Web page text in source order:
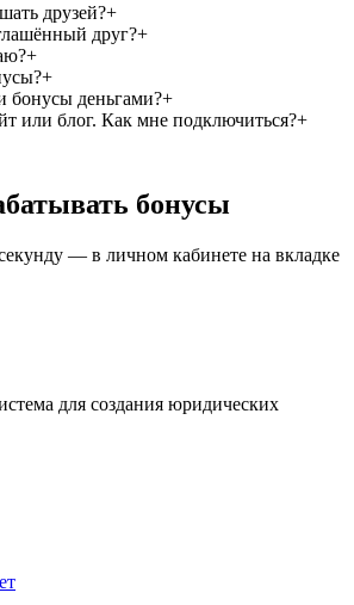
друзей?+
друг?+
+
+
деньгами?+
или блог. Как мне подключиться?+
бонусы
— в личном кабинете на вкладке
для создания юридических